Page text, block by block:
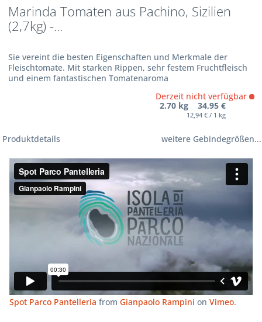
Marinda Tomaten aus Pachino, Sizilien
(2,7kg) -...
Sie vereint die besten Eigenschaften und Merkmale der
Fleischtomate. Mit starken Rippen, sehr festem Fruchtfleisch
und einem fantastischen Tomatenaroma
Derzeit nicht verfügbar
2.70 kg 34,95 €
12,94 € / 1 kg
Produktdetails weitere Gebindegrößen...
Spot Parco Pantelleria from Gianpaolo Rampini on Vimeo.